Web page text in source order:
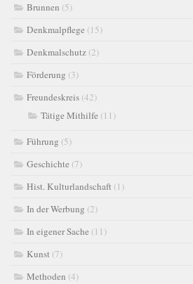
Brunnen (5)
Denkmalpflege (15)
Denkmalschutz (2)
Förderung (3)
Freundeskreis (42)
Tätige Mithilfe (11)
Führung (5)
Geschichte (7)
Hist. Kulturlandschaft (1)
In der Werbung (2)
In eigener Sache (11)
Kunst (7)
Methoden (4)